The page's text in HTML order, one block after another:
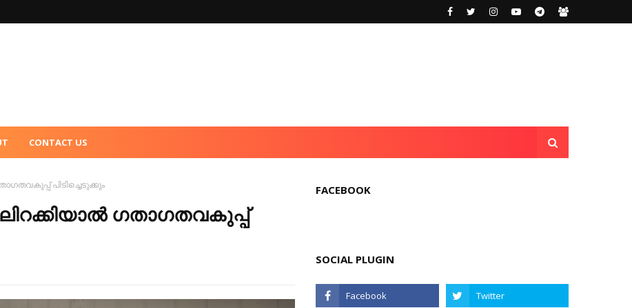
CONTACT US
പിടിച്ചെടുക്കും
ഗതാഗതവകുപ്പ്
FACEBOOK
SOCIAL PLUGIN